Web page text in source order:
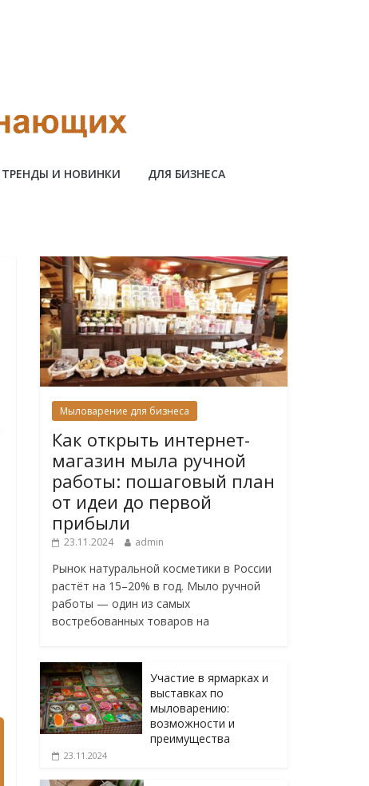
ТРЕНДЫ И НОВИНКИ ДЛЯ БИЗНЕСА
Мыловарение для бизнеса
Как открыть интернет-
магазин мыла ручной
работы: пошаговый план
от идеи до первой
прибыли
23.11.2024 admin
Рынок натуральной косметики в России
растёт на 15–20% в год. Мыло ручной
работы — один из самых
востребованных товаров на
Участие в ярмарках и
выставках по
мыловарению:
возможности и
преимущества
23.11.2024